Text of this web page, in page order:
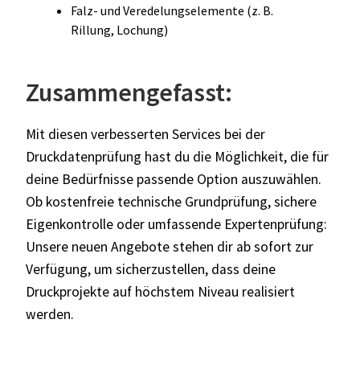
Falz- und Veredelungselemente (z. B.
Rillung, Lochung)
Zusammengefasst:
Mit diesen verbesserten Services bei der
Druckdatenprüfung hast du die Möglichkeit, die für
deine Bedürfnisse passende Option auszuwählen.
Ob kostenfreie technische Grundprüfung, sichere
Eigenkontrolle oder umfassende Expertenprüfung:
Unsere neuen Angebote stehen dir ab sofort zur
Verfügung, um sicherzustellen, dass deine
Druckprojekte auf höchstem Niveau realisiert
werden.